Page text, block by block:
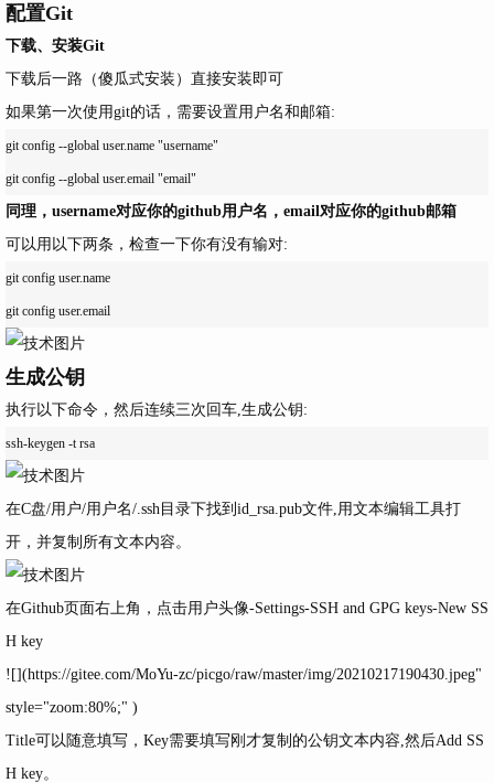
配置Git
下载、安装Git
下载后一路（傻瓜式安装）直接安装即可
如果第一次使用git的话，需要设置用户名和邮箱:
git config --global user.name "username"
同理，username对应你的github用户名，email对应你的github邮箱
可以用以下两条，检查一下你有没有输对:
git config user.name
生成公钥
执行以下命令，然后连续三次回车 ,生成公钥:
在C盘/用户/用户名/.ssh 目录下找到 id_rsa.pub文件,用文本编辑工具打
开，并复制所有文本内容。
在Github页面右上角，点击用户头像-Settings-SSH and GPG keys-New SS
H key
![](https://gitee.com/MoYu-zc/picgo/raw/master/img/20210217190430.jpeg"
style="zoom:80%;" )
Title可以随意填写， Key需要填写刚才复制的公钥文本内容 ,然后Add SS
H key。